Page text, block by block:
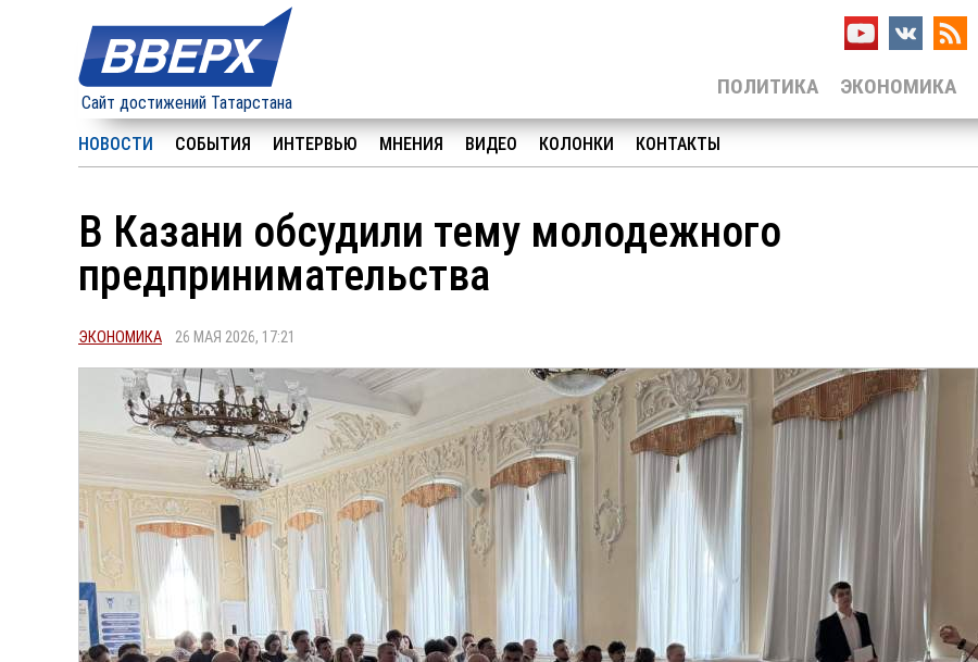
Сайт достижений Татарстана
ЭКОНОМИКА
ПОЛИТИКА
НОВОСТИ СОБЫТИЯ ИНТЕРВЬЮ МНЕНИЯ ВИДЕО КОЛОНКИ КОНТАКТЫ
В Казани обсудили тему молодежного
предпринимательства
ЭКОНОМИКА 26 МАЯ 2026, 17:21